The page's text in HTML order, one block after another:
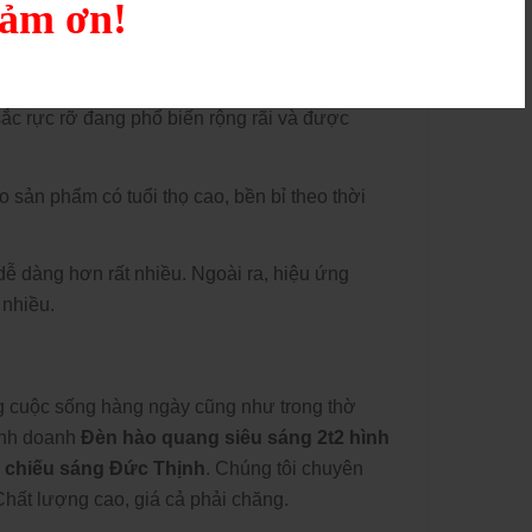
rực rỡ đang phổ biến rộng rãi và được
phẩm có tuổi thọ cao, bền bỉ theo thời
dàng hơn rất nhiều. Ngoài ra, hiệu ứng
sống hàng ngày cũng như trong thờ
doanh Đèn hào quang siêu sáng 2t2 hình
chiếu sáng Đức Thịnh. Chúng tôi chuyên
lượng cao, giá cả phải chăng.
ơn!